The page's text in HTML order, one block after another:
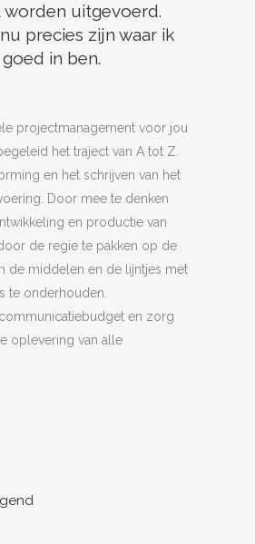
uitgevoerd.
precies zijn waar ik
goed in ben.
projectmanagement voor jou
het traject van A tot Z.
en het schrijven van het
Door mee te denken
en productie van
de regie te pakken op de
de middelen en de lijntjes met
te onderhouden.
communicatiebudget en zorg
oplevering van alle